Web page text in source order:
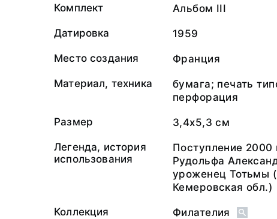
Комплект Альбом III
Датировка 1959
Место создания Франция
Материал, техника
бумага; печать
перфорация
Размер 3,4х5,3 см
Легенда, история
использования
Поступление
Рудольфа
уроженец Тотьмы
Кемеровская обл.)
Коллекция Филателия